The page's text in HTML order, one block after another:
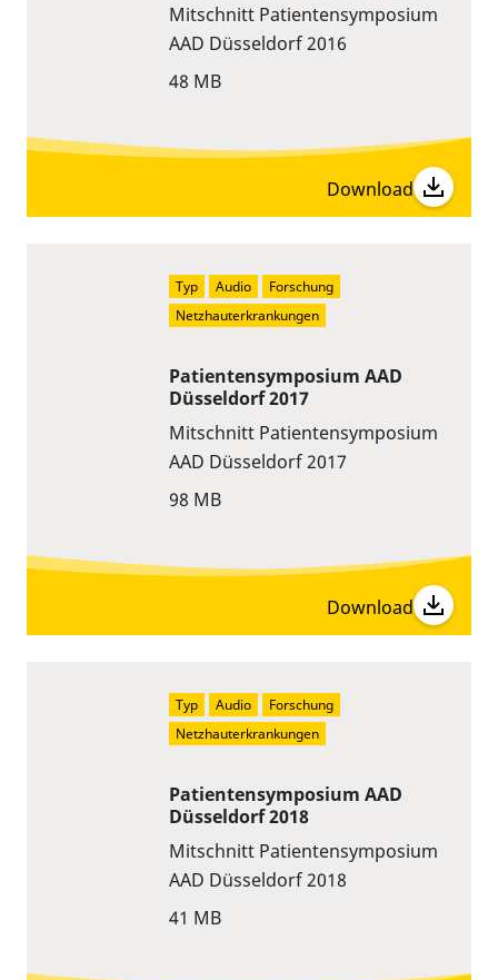
Mitschnitt Patientensymposium
AAD Düsseldorf 2016
48 MB
Download
Patientensymposium AAD
Düsseldorf 2017
Mitschnitt Patientensymposium
AAD Düsseldorf 2017
98 MB
Typ Audio
Forschung
Netzhauterkrankungen
Download
Patientensymposium AAD
Düsseldorf 2018
Mitschnitt Patientensymposium
AAD Düsseldorf 2018
41 MB
Typ Audio
Forschung
Netzhauterkrankungen